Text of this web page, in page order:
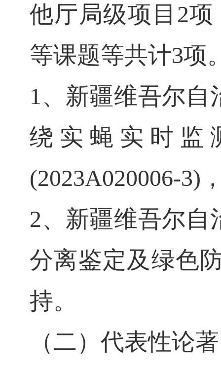
他厅局级项目2
等课题等共计3项
1、新疆维吾尔
绕实蝇实时监
(2023A020006-3)
2、新疆维吾尔自
分离鉴定及绿色
持。
（二）代表性论著